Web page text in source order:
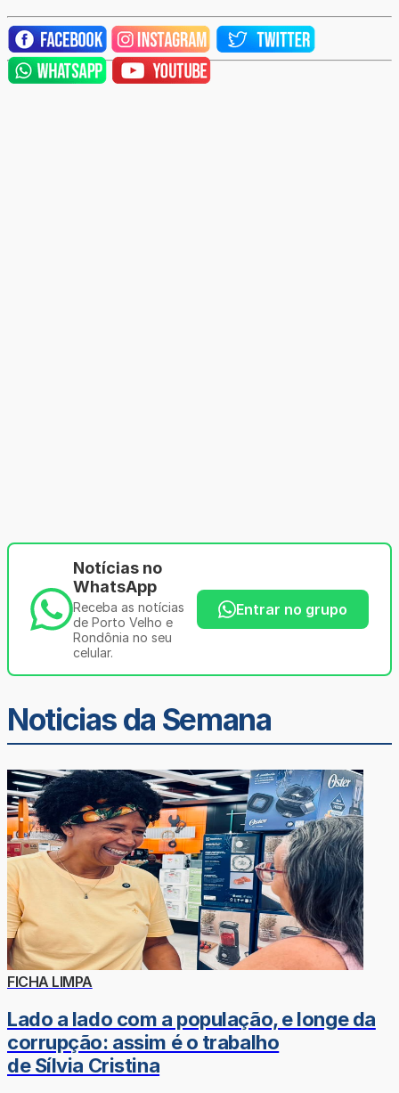
Notícias no
WhatsApp
Receba as notícias
de Porto Velho e
Rondônia no seu
celular.
Entrar no grupo
Noticias da Semana
FICHA LIMPA
Lado a lado com a população, e longe da
corrupção: assim é o trabalho
de Sílvia Cristina